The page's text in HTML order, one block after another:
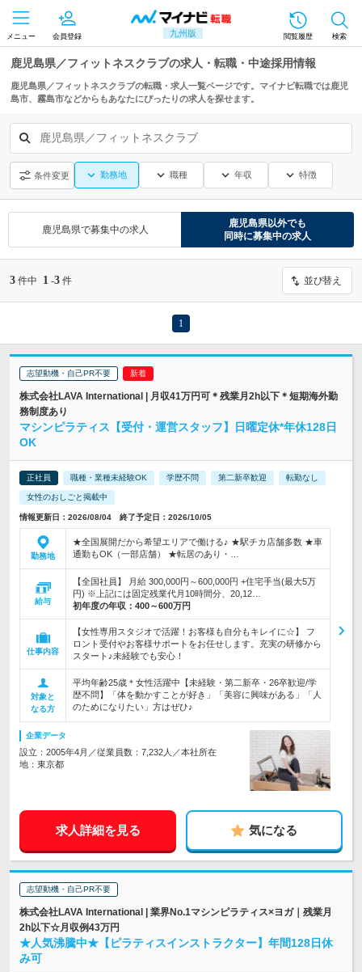
九州版
メニュー 会員登録 閲覧履歴 検索
鹿児島県／フィットネスクラブの求人・転職・中途採用情報
鹿児島県／フィットネスクラブの転職・求人一覧ページです。マイナビ転職では鹿児
島市、霧島市などからもあなたにぴったりの求人を探せます。
鹿児島県／フィットネスクラブ
条件変更 勤務地 職種 年収 特徴
鹿児島県で募集中の求人
鹿児島県以外でも
同時に募集中の求人
3 件中 1 -3 件 並び替え
1
志望動機・自己PR不要
株式会社LAVA International | 月収41万円可＊残業月2h以下＊短期海外勤
務制度あり
マシンピラティス【受付・運営スタッフ】日曜定休*年休128日
OK
正社員 職種・業種未経験OK 学歴不問 第二新卒歓迎 転勤なし
女性のおしごと掲載中
情報更新日：2026/08/04 終了予定日：2026/10/05
勤務地
★全国展開だから希望エリアで働ける♪ ★駅チカ店舗多数 ★車
通勤もOK（一部店舗） ★転居のあり・…
給与
【全国社員】 月給 300,000円～600,000円 +住宅手当(最大5万
円) ※上記には固定残業代月10時間分、20,12…
初年度の年収： 400～600万円
仕事内容
【女性専用スタジオで活躍！お客様も自分もキレイに☆】 フ
ロント受付やお客様サポートをお任せします。充実の研修から
スタート♪未経験でも安心！
対象と
なる方
平均年齢25歳＊女性活躍中【未経験・第二新卒・26卒歓迎/学
歴不問】「体を動かすことが好き」「美容に興味がある」「人
のためになりたい」方はぜひ♪
企業データ
設立：2005年4月／従業員数：7,232人／本社所在
地：東京都
求人詳細を見る 気になる
志望動機・自己PR不要
株式会社LAVA International | 業界No.1マシンピラティス×ヨガ｜残業月
2h以下☆月収例43万円
★人気沸騰中★【ピラティスインストラクター】年間128日休
み可